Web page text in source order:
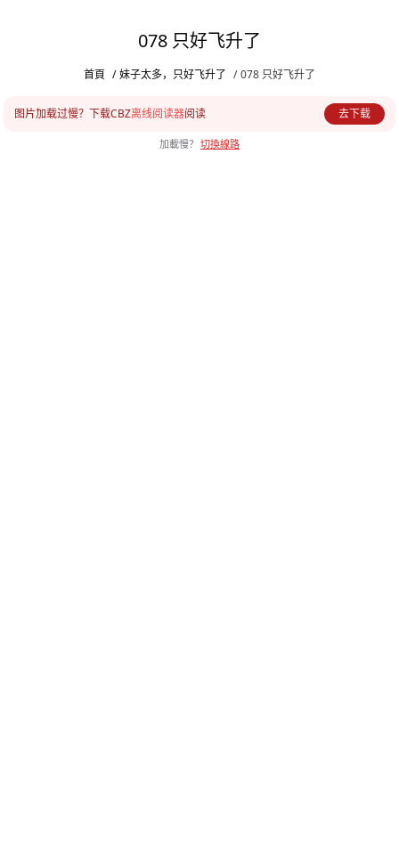
078 只好飞升了
首頁 / 妹子太多，只好飞升了 / 078 只好飞升了
图片加载过慢？下载CBZ离线阅读器阅读 去下载
加載慢？ 切換線路